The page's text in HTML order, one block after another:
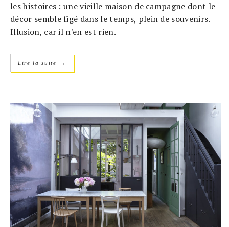
les histoires : une vieille maison de campagne dont le
décor semble figé dans le temps, plein de souvenirs.
Illusion, car il n'en est rien.
Lire la suite →